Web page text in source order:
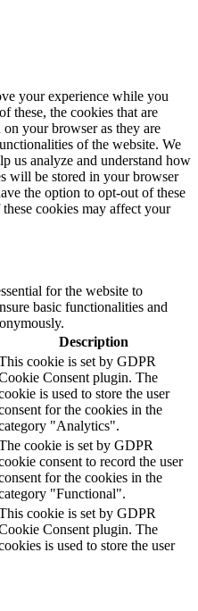
your experience while you
these, the cookies that are
on your browser as they are
of the website. We
us analyze and understand how
will be stored in your browser
the option to opt-out of these
cookies may affect your
for the website to
basic functionalities and
Description
cookie is set by GDPR
Consent plugin. The
is used to store the user
for the cookies in the
"Analytics".
cookie is set by GDPR
consent to record the user
for the cookies in the
"Functional".
cookie is set by GDPR
Consent plugin. The
is used to store the user